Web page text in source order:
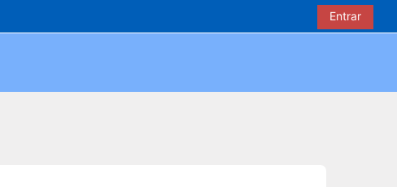
Entrar